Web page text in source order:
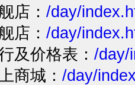
店： /day/
店： /day/
及价格表： /day/
商城： /day/